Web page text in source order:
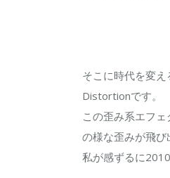
そこに時代を変
Distortionです。
この歪み系エフ
の様な歪みが飛び
私が感ずるに